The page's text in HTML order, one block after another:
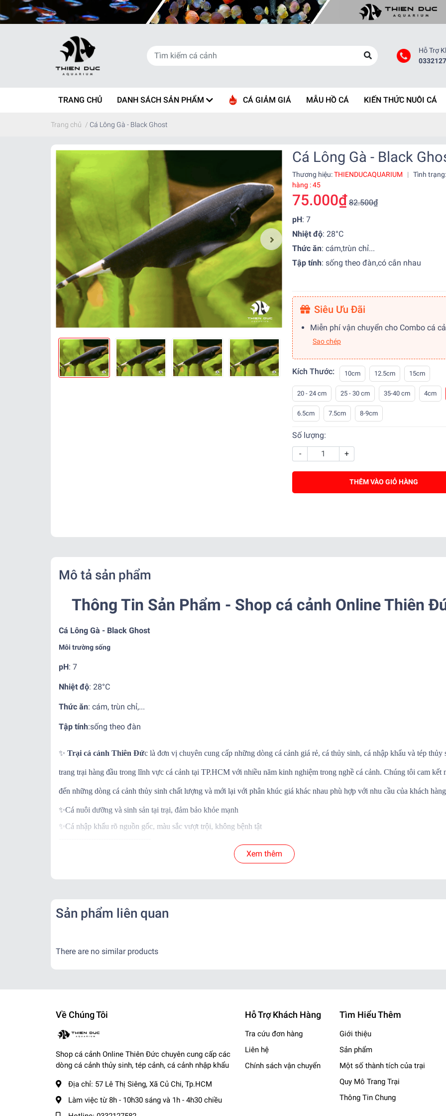
Hỗ Trợ
TRANG CHỦ DANH SÁCH SẢN PHẨM CÁ GIẢM GIÁ MẪU HỒ CÁ KIẾN THỨC NUÔI CÁ
Trang chủ / Cá Lông Gà - Black Ghost
Cá Lông Gà - Black
Thương hiệu:THIENDUCAQUARIUM |
Tình
hàng : 45
75.000₫ 82.500₫
pH: 7
Nhiệt độ: 28°C
Thức ăn: cám,trùn chỉ...
Tập tính: sống theo đàn,có cắn nhau
Siêu Ưu Đãi
Miễn phí vận chuyển cho Combo cá
Sao chép
Kích Thước: 10cm 12.5cm 15cm
20 - 24 cm 25 - 30 cm 35-40 cm 4cm
6.5cm 7.5cm 8-9cm
Số lượng:
-
+
THÊM VÀO GIỎ HÀNG
Mô tả sản phẩm
Thông Tin Sản Phẩm - Shop cá cảnh Online Thiên
Cá Lông Gà - Black Ghost
Môi trường sống
pH: 7
Nhiệt độ: 28°C
Thức ăn: cám, trùn chỉ,...
Tập tính:sống theo đàn
✨ Trại cá cảnh Thiên Đức là đơn vị chuyên cung cấp những dòng cá cảnh giá rẻ, cá thủy sinh, cá nhập khẩu và tép thủy
trang trại hàng đầu trong lĩnh vực cá cảnh tại TP.HCM với nhiều năm kinh nghiệm trong nghề cá cảnh. Chúng tôi cam kết
đến những dòng cá cảnh thủy sinh chất lượng và mới lại với phân khúc giá khác nhau phù hợp với nhu cầu của khách hàng
✨Cá nuôi dưỡng và sinh sản tại trại, đảm bảo khỏe mạnh
✨Cá nhập khẩu rõ nguồn gốc, màu sắc vượt trội, không bệnh tật
Ngoài ra khi mua hàng, trại còn BẢO HÀNH CÁ SỐNG đến tay khách hàng
Khi nhận hàng vui lòng quay video kiểm tra thùng cá để shop xử lý nếu có hư hao.
Kể từ khi đơn hàng đã bàn giao cho đơn vị vận chuyển.
- Nội thành: + Hỏa Tốc: 1-2 tiếng ( Tính theo phí grab )
- Tỉnh Miền Bắc: + 2 - 3 ngày
☎️ Hotline (Zalo): 0332127582 / 0982577871
Website:
📧Email : info@thienducaquarium.com
Địa chỉ: 57 Lê Thị Siêng, Ấp Tiền, Tân Thông Hội, Củ Chi
#cacanh #cathuysinh #caneon #cacanhgiare #thuysinhgiare
Cảm ơn quý khách đã tin tưởng và ủng hộ ❤️❤️❤️❤️
Xem thêm
Sản phẩm liên quan
There are no similar products
Về Chúng Tôi
Shop cá cảnh Online Thiên Đức chuyên cung cấp các
dòng cá cảnh thủy sinh, tép cảnh, cá cảnh nhập khẩu
Địa chỉ: 57 Lê Thị Siêng, Xã Củ Chi, Tp.HCM
Làm việc từ 8h - 10h30 sáng và 1h - 4h30 chiều
Hỗ Trợ Khách Hàng
Tra cứu đơn hàng
Liên hệ
Chính sách vận chuyển
Tìm Hiểu Thêm
Giới thiệu
Sản phẩm
Một số thành tích của trại
Quy Mô Trang Trại
Thông Tin Chung